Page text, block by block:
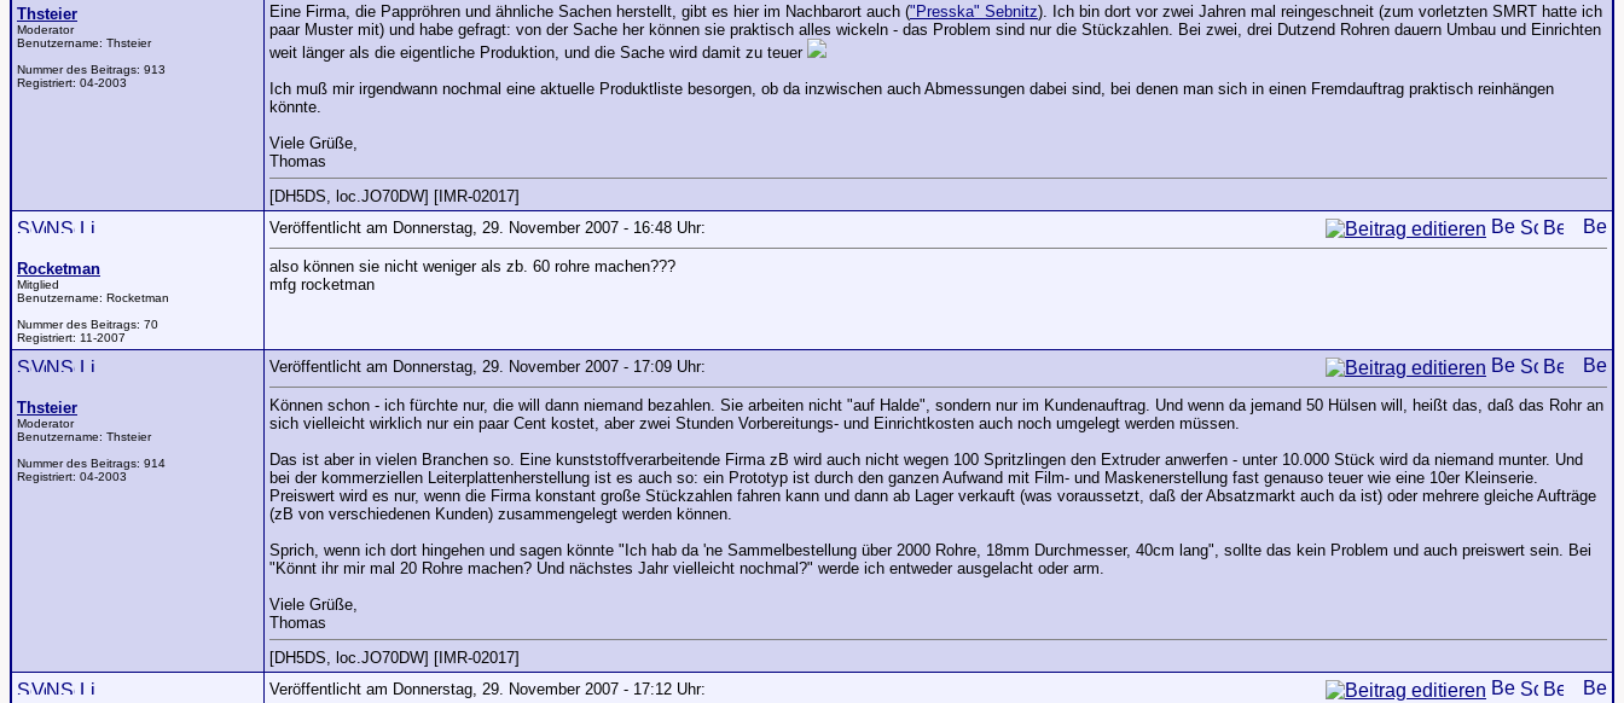
Thsteier
Moderator
Benutzername: Thsteier
Nummer des Beitrags: 913
Registriert: 04-2003
Eine Firma, die Pappröhren und ähnliche Sachen herstellt, gibt es hier im Nachbarort auch ("Presska" Sebnitz). Ich bin dort vor zwei Jahren mal reingeschneit (zum vorletzten SMRT hatte ich
paar Muster mit) und habe gefragt: von der Sache her können sie praktisch alles wickeln - das Problem sind nur die Stückzahlen. Bei zwei, drei Dutzend Rohren dauern Umbau und Einrichten
weit länger als die eigentliche Produktion, und die Sache wird damit zu teuer
Ich muß mir irgendwann nochmal eine aktuelle Produktliste besorgen, ob da inzwischen auch Abmessungen dabei sind, bei denen man sich in einen Fremdauftrag praktisch reinhängen
könnte.
Viele Grüße,
Thomas
[DH5DS, loc.JO70DW] [IMR-02017]
Rocketman
Mitglied
Benutzername: Rocketman
Nummer des Beitrags: 70
Registriert: 11-2007
Veröffentlicht am Donnerstag, 29. November 2007 - 16:48 Uhr:
also können sie nicht weniger als zb. 60 rohre machen???
mfg rocketman
Thsteier
Moderator
Benutzername: Thsteier
Nummer des Beitrags: 914
Registriert: 04-2003
Veröffentlicht am Donnerstag, 29. November 2007 - 17:09 Uhr:
Können schon - ich fürchte nur, die will dann niemand bezahlen. Sie arbeiten nicht "auf Halde", sondern nur im Kundenauftrag. Und wenn da jemand 50 Hülsen will, heißt das, daß das Rohr an
sich vielleicht wirklich nur ein paar Cent kostet, aber zwei Stunden Vorbereitungs- und Einrichtkosten auch noch umgelegt werden müssen.
Das ist aber in vielen Branchen so. Eine kunststoffverarbeitende Firma zB wird auch nicht wegen 100 Spritzlingen den Extruder anwerfen - unter 10.000 Stück wird da niemand munter. Und
bei der kommerziellen Leiterplattenherstellung ist es auch so: ein Prototyp ist durch den ganzen Aufwand mit Film- und Maskenerstellung fast genauso teuer wie eine 10er Kleinserie.
Preiswert wird es nur, wenn die Firma konstant große Stückzahlen fahren kann und dann ab Lager verkauft (was voraussetzt, daß der Absatzmarkt auch da ist) oder mehrere gleiche Aufträge
(zB von verschiedenen Kunden) zusammengelegt werden können.
Sprich, wenn ich dort hingehen und sagen könnte "Ich hab da 'ne Sammelbestellung über 2000 Rohre, 18mm Durchmesser, 40cm lang", sollte das kein Problem und auch preiswert sein. Bei
"Könnt ihr mir mal 20 Rohre machen? Und nächstes Jahr vielleicht nochmal?" werde ich entweder ausgelacht oder arm.
Viele Grüße,
Thomas
[DH5DS, loc.JO70DW] [IMR-02017]
Veröffentlicht am Donnerstag, 29. November 2007 - 17:12 Uhr: